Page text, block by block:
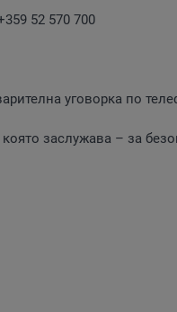
52 570 700
уговорка по
заслужава – за